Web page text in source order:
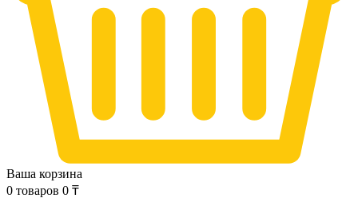
Ваша корзина
0 товаров 0 ₸